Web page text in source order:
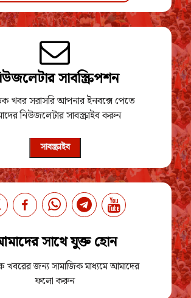
সাবস্ক্রিপশন
খবর সরাসরি আপনার ইনবক্সে পেতে
নিউজলেটার সাবস্ক্রাইব করুন
সাবস্ক্রাইব
সাথে যুক্ত হোন
খবরের জন্য সামাজিক মাধ্যমে আমাদের
ফলো করুন